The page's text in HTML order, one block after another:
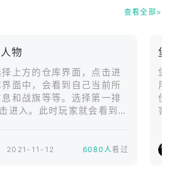
is the same game you know
Xbox One, PC, Mac, Switch.
battle to be the last one
and squad up with friends around
same room!
Engine 4.
a universe of endless creative
doSwitch2/PS5/Xb
跃于虚拟主播界的先
驱人物。除了配备音
乐互动功能的“绊爱服
装”外，道具商店还将
查看全部>
物
上方的仓库界面，点击进
面中，会看到自己当前所
和战旗等等。选择第一排
进入。此时玩家就会看到，
2021-11-12 6080人看过
堡
堡
用
伤
害